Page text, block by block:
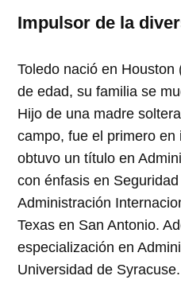
Impulsor de la
Toledo nació en Houston
de edad, su familia se
Hijo de una madre
campo, fue el primero
obtuvo un título en
con énfasis en
Administración
Texas en San Antonio.
especialización en
Universidad de Syracuse.